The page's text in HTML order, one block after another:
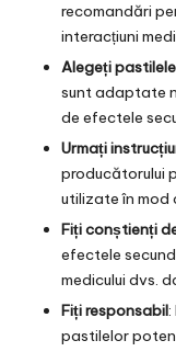
recomandări
interacțiuni
Alegeți
sunt adaptate
de efectele
Urmați
producătorului
utilizate în mod
Fiți conștienți
efectele
medicului dvs.
Fiți responsabil:
pastilelor